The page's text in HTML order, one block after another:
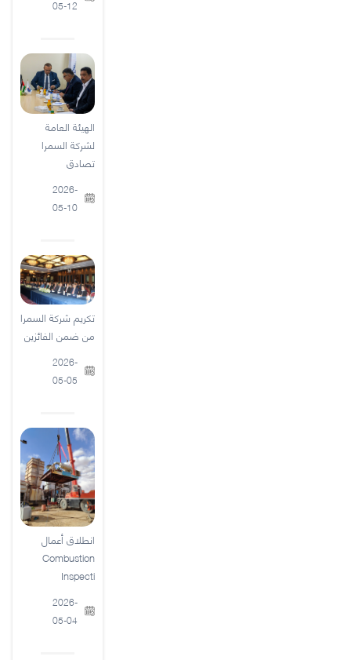
05-12
الهيئة العامة
لشركة السمرا
تصادق
2026-
05-10
تكريم شركة السمرا
من ضمن الفائزين
2026-
05-05
انطلاق أعمال
Combustion
Inspecti
2026-
05-04